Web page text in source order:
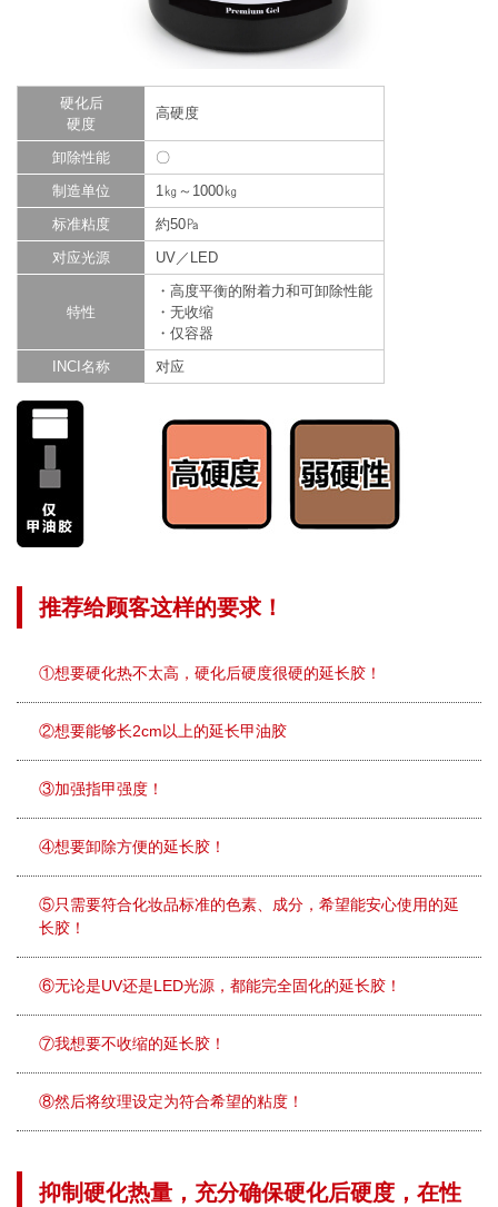
硬化后
硬度
高硬度
卸除性能
〇
制造单位
1㎏～1000㎏
标准粘度
約50㎩
对应光源
UV／LED
特性
・高度平衡的附着力和可卸除性能
・无收缩
・仅容器
INCI名称
对应
推荐给顾客这样的要求！
①想要硬化热不太高，硬化后硬度很硬的延长胶！
②想要能够长2cm以上的延长甲油胶
③加强指甲强度！
④想要卸除方便的延长胶！
⑤只需要符合化妆品标准的色素、成分，希望能安心使用的延
长胶！
⑥无论是UV还是LED光源，都能完全固化的延长胶！
⑦我想要不收缩的延长胶！
⑧然后将纹理设定为符合希望的粘度！
抑制硬化热量，充分确保硬化后硬度，在性